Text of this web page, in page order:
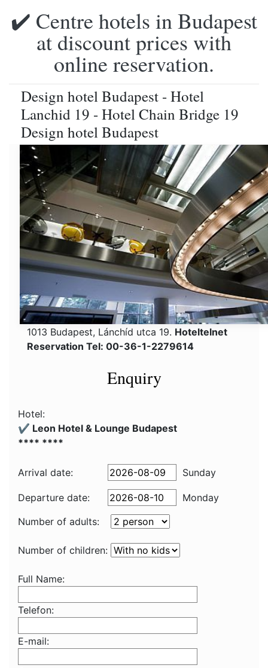
✔️ Centre hotels in Budapest
at discount prices with
online reservation.
Design hotel Budapest - Hotel
Lanchid 19 - Hotel Chain Bridge 19
Design hotel Budapest
1013 Budapest, Lánchíd utca 19. Hoteltelnet
Reservation Tel: 00-36-1-2279614
Enquiry
Hotel:
✔️ Leon Hotel & Lounge Budapest
**** ****
Arrival date: Sunday
Departure date:
Monday
Number of adults:
Number of children:
Full Name:
Telefon:
E-mail: